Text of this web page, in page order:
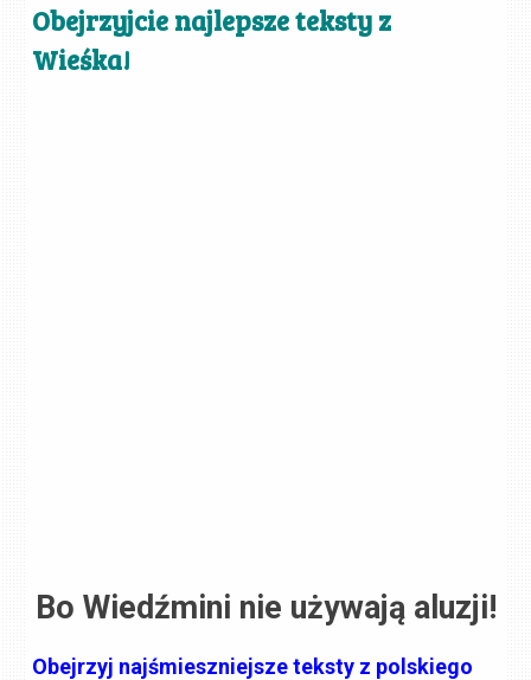
Obejrzyjcie najlepsze teksty z
Wieśka!
Bo Wiedźmini nie używają aluzji!
Obejrzyj najśmieszniejsze teksty z polskiego